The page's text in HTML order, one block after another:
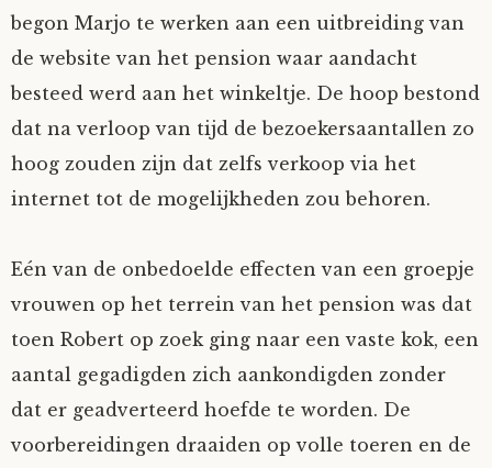
begon Marjo te werken aan een uitbreiding van
de website van het pension waar aandacht
besteed werd aan het winkeltje. De hoop bestond
dat na verloop van tijd de bezoekersaantallen zo
hoog zouden zijn dat zelfs verkoop via het
internet tot de mogelijkheden zou behoren.
Eén van de onbedoelde effecten van een groepje
vrouwen op het terrein van het pension was dat
toen Robert op zoek ging naar een vaste kok, een
aantal gegadigden zich aankondigden zonder
dat er geadverteerd hoefde te worden. De
voorbereidingen draaiden op volle toeren en de